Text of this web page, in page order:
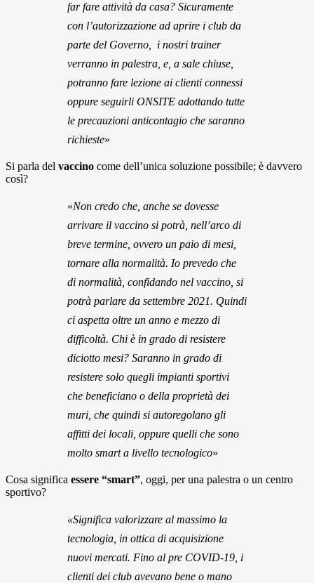
far fare attività da casa? Sicuramente
con l’autorizzazione ad aprire i club da
parte del Governo, i nostri trainer
verranno in palestra, e, a sale chiuse,
potranno fare lezione ai clienti connessi
oppure seguirli ONSITE adottando tutte
le precauzioni anticontagio che saranno
richieste»
Si parla del vaccino come dell’unica soluzione possibile; è davvero
così?
«Non credo che, anche se dovesse
arrivare il vaccino si potrà, nell’arco di
breve termine, ovvero un paio di mesi,
tornare alla normalità. Io prevedo che
di normalità, confidando nel vaccino, si
potrà parlare da settembre 2021. Quindi
ci aspetta oltre un anno e mezzo di
difficoltà. Chi è in grado di resistere
diciotto mesi? Saranno in grado di
resistere solo quegli impianti sportivi
che beneficiano o della proprietà dei
muri, che quindi si autoregolano gli
affitti dei locali, oppure quelli che sono
molto smart a livello tecnologico»
Cosa significa essere “smart”, oggi, per una palestra o un centro
sportivo?
«Significa valorizzare al massimo la
tecnologia, in ottica di acquisizione
nuovi mercati. Fino al pre COVID-19, i
clienti dei club avevano bene o mano